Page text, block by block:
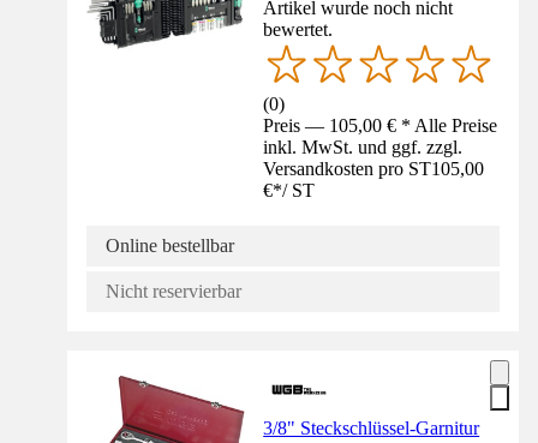
Artikel wurde noch nicht
bewertet.
(0)
Preis — 105,00 € * Alle Preise
inkl. MwSt. und ggf. zzgl.
Versandkosten pro ST105,00
€*/ ST
Online bestellbar
Nicht reservierbar
3/8" Steckschlüssel-Garnitur